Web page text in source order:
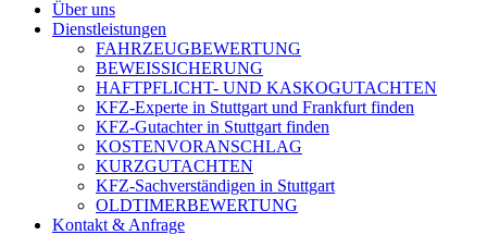
Über uns
Dienstleistungen
FAHRZEUGBEWERTUNG
BEWEISSICHERUNG
HAFTPFLICHT- UND KASKOGUTACHTEN
KFZ-Experte in Stuttgart und Frankfurt finden
KFZ-Gutachter in Stuttgart finden
KOSTENVORANSCHLAG
KURZGUTACHTEN
KFZ-Sachverständigen in Stuttgart
OLDTIMERBEWERTUNG
Kontakt & Anfrage